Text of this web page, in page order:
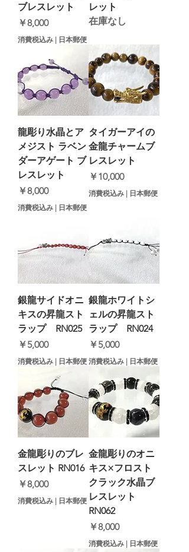
ブレスレット
価格
￥8,000
消費税込み | 日本郵便
レット
在庫なし
龍彫り水晶とア
メジスト ラベン
ダーアゲート ブ
レスレット
価格
￥8,000
消費税込み | 日本郵便
タイガーアイの
金龍チャームブ
レスレット
価格
￥10,000
消費税込み | 日本郵便
銀龍サイドオニ
キスの昇龍スト
ラップ RN025
価格
￥5,000
消費税込み | 日本郵便
銀龍ホワイトシ
ェルの昇龍スト
ラップ RN024
価格
￥5,000
消費税込み | 日本郵便
金龍彫りのブレ
スレット RN016
価格
￥8,000
消費税込み | 日本郵便
金龍彫りのオニ
キス×フロスト
クラック水晶ブ
レスレット
RN062
価格
￥8,000
消費税込み | 日本郵便